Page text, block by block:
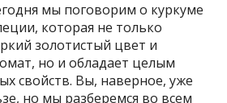
мы поговорим о куркуме
которая не только
золотистый цвет и
но и обладает целым
свойств. Вы, наверное, уже
но мы разберемся во всем